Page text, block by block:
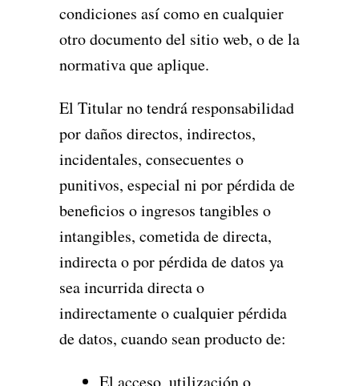
condiciones así como en cualquier
otro documento del sitio web, o de la
normativa que aplique.
El Titular no tendrá responsabilidad
por daños directos, indirectos,
incidentales, consecuentes o
punitivos, especial ni por pérdida de
beneficios o ingresos tangibles o
intangibles, cometida de directa,
indirecta o por pérdida de datos ya
sea incurrida directa o
indirectamente o cualquier pérdida
de datos, cuando sean producto de: